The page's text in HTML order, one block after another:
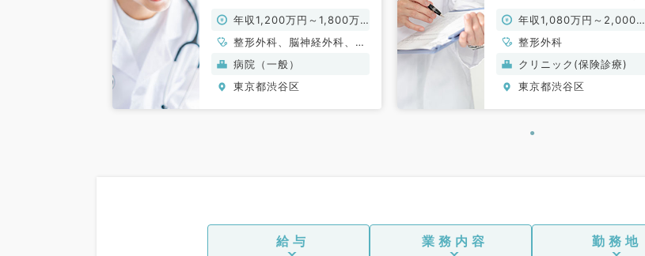
年収1,200万円～1,800万
円
整形外科、脳神経外科、リ
ハビリテーション科
病院（一般）
東京都渋谷区
可★（整形外科／常勤）
年収1,080万円～2,000万
円
整形外科
クリニック(保険診療)
東京都渋谷区
給与 業務内容 勤務地